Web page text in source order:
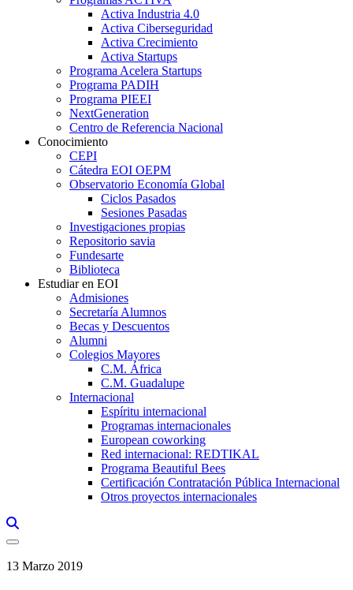
Activa Industria 4.0
Activa Ciberseguridad
Activa Crecimiento
Activa Startups
Programa Acelera Startups
Programa PADIH
Programa PIEEI
NextGeneration
Centro de Referencia Nacional
Conocimiento
CEPI
Cátedra EOI OEPM
Observatorio Economía Global
Ciclos Pasados
Sesiones Pasadas
Investigaciones propias
Repositorio savia
Fundesarte
Biblioteca
Estudiar en EOI
Admisiones
Secretaría Alumnos
Becas y Descuentos
Alumni
Colegios Mayores
C.M. África
C.M. Guadalupe
Internacional
Espíritu internacional
Programas internacionales
European coworking
Red internacional: REDTIKAL
Programa Beautiful Bees
Certificación Contratación Pública Internacional
Otros proyectos internacionales
13 Marzo 2019